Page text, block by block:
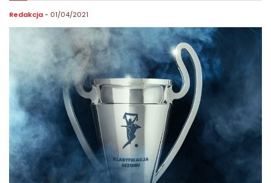
Redakcja- 01/04/2021